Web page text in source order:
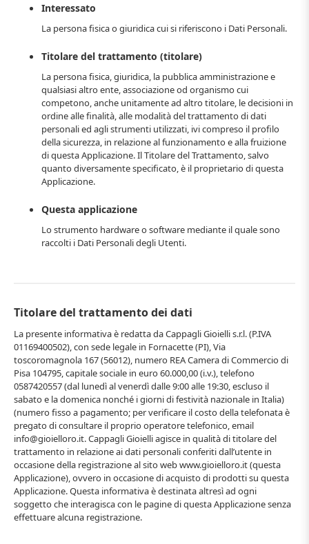
Interessato
La persona fisica o giuridica cui si riferiscono i Dati Personali.
Titolare del trattamento (titolare)
La persona fisica, giuridica, la pubblica amministrazione e
qualsiasi altro ente, associazione od organismo cui
competono, anche unitamente ad altro titolare, le decisioni in
ordine alle finalità, alle modalità del trattamento di dati
personali ed agli strumenti utilizzati, ivi compreso il profilo
della sicurezza, in relazione al funzionamento e alla fruizione
di questa Applicazione. Il Titolare del Trattamento, salvo
quanto diversamente specificato, è il proprietario di questa
Applicazione.
Questa applicazione
Lo strumento hardware o software mediante il quale sono
raccolti i Dati Personali degli Utenti.
Titolare del trattamento dei dati
La presente informativa è redatta da Cappagli Gioielli s.r.l. (P.IVA
01169400502), con sede legale in Fornacette (PI), Via
toscoromagnola 167 (56012), numero REA Camera di Commercio di
Pisa 104795, capitale sociale in euro 60.000,00 (i.v.), telefono
0587420557 (dal lunedì al venerdì dalle 9:00 alle 19:30, escluso il
sabato e la domenica nonché i giorni di festività nazionale in Italia)
(numero fisso a pagamento; per verificare il costo della telefonata è
pregato di consultare il proprio operatore telefonico, email
info@gioielloro.it. Cappagli Gioielli agisce in qualità di titolare del
trattamento in relazione ai dati personali conferiti dall’utente in
occasione della registrazione al sito web www.gioielloro.it (questa
Applicazione), ovvero in occasione di acquisto di prodotti su questa
Applicazione. Questa informativa è destinata altresì ad ogni
soggetto che interagisca con le pagine di questa Applicazione senza
effettuare alcuna registrazione.